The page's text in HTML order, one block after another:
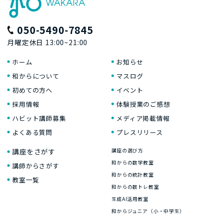
050-5490-7845
月曜定休日 13:00~21:00
ホーム
和からについて
初めての方へ
採用情報
ハビット講師募集
よくある質問
お知らせ
マスログ
イベント
体験授業のご感想
メディア掲載情報
プレスリリース
講座をさがす
講師からさがす
教室一覧
講座の選び方
和からの数学教室
和からの統計教室
和からの数トレ教室
生成AI活用教室
和からジュニア（小・中学生）